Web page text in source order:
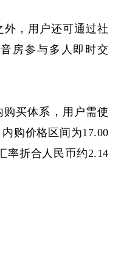
外，用户还可通过社
房参与多人即时交
购买体系，用户需使
购价格区间为17.00
率折合人民币约2.14